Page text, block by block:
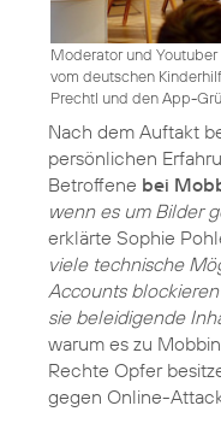
Moderator und
vom deutschen
Prechtl und den App-
Nach dem Auftakt
persönlichen
Betroffene bei
wenn es um Bilder
erklärte Sophie
viele technische
Accounts
sie beleidigende
warum es zu
Rechte Opfer
gegen Online-